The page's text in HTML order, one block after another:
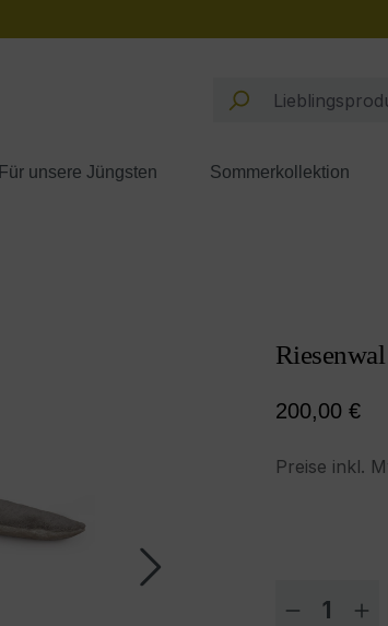
Für unsere Jüngsten Sommerkollektion
Regulärer
200,00 €
Preise inkl.